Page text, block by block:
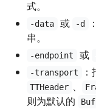
式。
-data 或 -d
串。
-endpoint 或
-transport
TTHeader 、
则为默认的